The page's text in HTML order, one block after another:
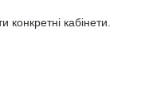
конкретні кабінети.